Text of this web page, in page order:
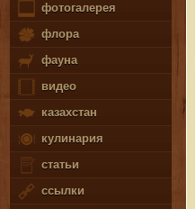
фотогалерея
флора
фауна
видео
казахстан
кулинария
статьи
ссылки